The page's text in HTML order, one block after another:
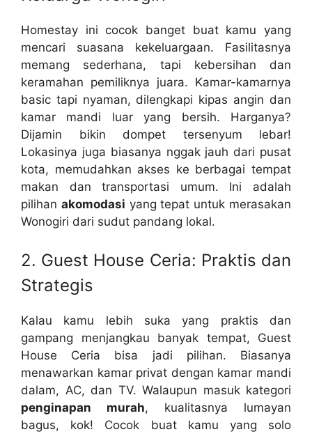
Homestay ini cocok banget buat kamu yang
mencari suasana kekeluargaan. Fasilitasnya
memang sederhana, tapi kebersihan dan
keramahan pemiliknya juara. Kamar-kamarnya
basic tapi nyaman, dilengkapi kipas angin dan
kamar mandi luar yang bersih. Harganya?
Dijamin bikin dompet tersenyum lebar!
Lokasinya juga biasanya nggak jauh dari pusat
kota, memudahkan akses ke berbagai tempat
makan dan transportasi umum. Ini adalah
pilihan akomodasi yang tepat untuk merasakan
Wonogiri dari sudut pandang lokal.
2. Guest House Ceria: Praktis dan
Strategis
Kalau kamu lebih suka yang praktis dan
gampang menjangkau banyak tempat, Guest
House Ceria bisa jadi pilihan. Biasanya
menawarkan kamar privat dengan kamar mandi
dalam, AC, dan TV. Walaupun masuk kategori
penginapan murah, kualitasnya lumayan
bagus, kok! Cocok buat kamu yang solo